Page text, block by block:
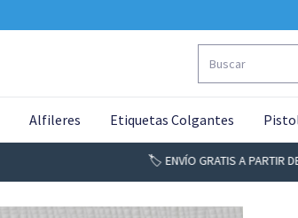
Alfileres Etiquetas Colgantes
🏷️ ENVÍO GRATIS A PARTIR DE